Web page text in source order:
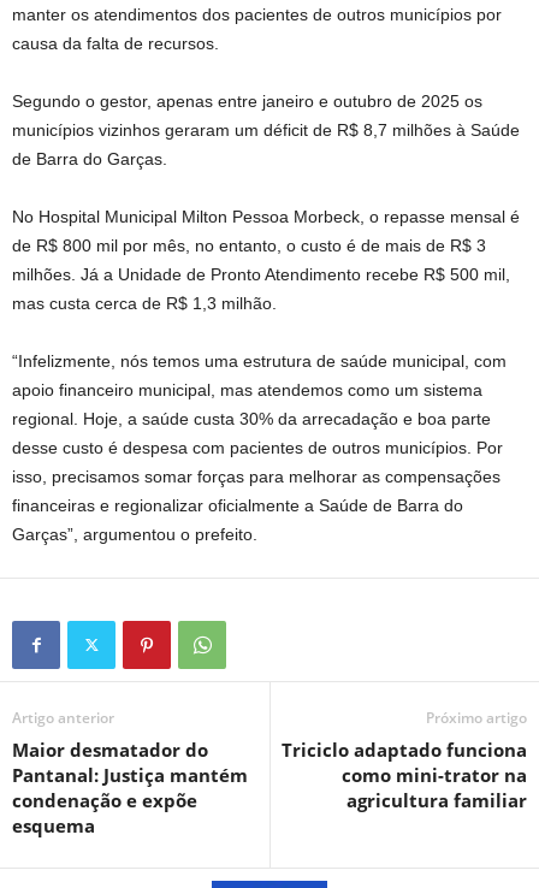
manter os atendimentos dos pacientes de outros municípios por
causa da falta de recursos.
Segundo o gestor, apenas entre janeiro e outubro de 2025 os
municípios vizinhos geraram um déficit de R$ 8,7 milhões à Saúde
de Barra do Garças.
No Hospital Municipal Milton Pessoa Morbeck, o repasse mensal é
de R$ 800 mil por mês, no entanto, o custo é de mais de R$ 3
milhões. Já a Unidade de Pronto Atendimento recebe R$ 500 mil,
mas custa cerca de R$ 1,3 milhão.
“Infelizmente, nós temos uma estrutura de saúde municipal, com
apoio financeiro municipal, mas atendemos como um sistema
regional. Hoje, a saúde custa 30% da arrecadação e boa parte
desse custo é despesa com pacientes de outros municípios. Por
isso, precisamos somar forças para melhorar as compensações
financeiras e regionalizar oficialmente a Saúde de Barra do
Garças”, argumentou o prefeito.
Artigo anterior
Maior desmatador do
Pantanal: Justiça mantém
condenação e expõe
esquema
Próximo artigo
Triciclo adaptado funciona
como mini-trator na
agricultura familiar